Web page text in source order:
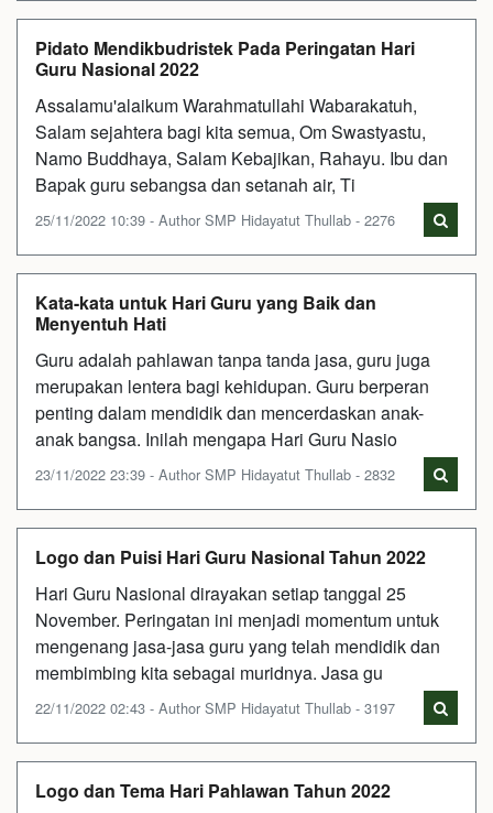
Pidato Mendikbudristek Pada Peringatan Hari
Guru Nasional 2022
Assalamu'alaikum Warahmatullahi Wabarakatuh,
Salam sejahtera bagi kita semua, Om Swastyastu,
Namo Buddhaya, Salam Kebajikan, Rahayu. Ibu dan
Bapak guru sebangsa dan setanah air, Ti
25/11/2022 10:39 - Author SMP Hidayatut Thullab - 2276
Kata-kata untuk Hari Guru yang Baik dan
Menyentuh Hati
Guru adalah pahlawan tanpa tanda jasa, guru juga
merupakan lentera bagi kehidupan. Guru berperan
penting dalam mendidik dan mencerdaskan anak-
anak bangsa. Inilah mengapa Hari Guru Nasio
23/11/2022 23:39 - Author SMP Hidayatut Thullab - 2832
Logo dan Puisi Hari Guru Nasional Tahun 2022
Hari Guru Nasional dirayakan setiap tanggal 25
November. Peringatan ini menjadi momentum untuk
mengenang jasa-jasa guru yang telah mendidik dan
membimbing kita sebagai muridnya. Jasa gu
22/11/2022 02:43 - Author SMP Hidayatut Thullab - 3197
Logo dan Tema Hari Pahlawan Tahun 2022